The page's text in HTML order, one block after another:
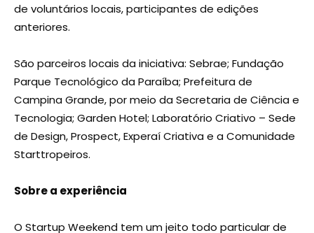
de voluntários locais, participantes de edições
anteriores.
São parceiros locais da iniciativa: Sebrae; Fundação
Parque Tecnológico da Paraíba; Prefeitura de
Campina Grande, por meio da Secretaria de Ciência e
Tecnologia; Garden Hotel; Laboratório Criativo – Sede
de Design, Prospect, Experaí Criativa e a Comunidade
Starttropeiros.
Sobre a experiência
O Startup Weekend tem um jeito todo particular de